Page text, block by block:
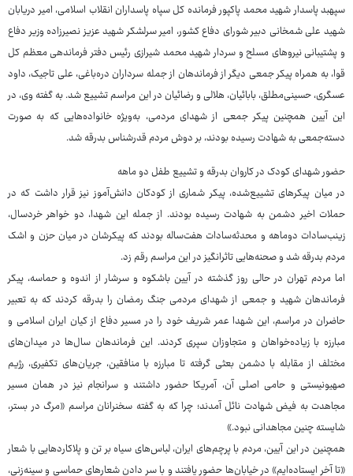
سپهبد پاسدار شهید محمد پاکپور فرمانده کل سپاه پاسداران انقلاب اسلامی، امیر دریابان
شهید علی شمخانی دبیر شورای دفاع کشور، امیر سرلشکر شهید عزیز نصیرزاده وزیر دفاع
و پشتیبانی نیروهای مسلح و سردار شهید محمد شیرازی رئیس دفتر فرماندهی معظم کل
قوا، به همراه پیکر جمعی دیگر از فرماندهان از جمله سرداران دره‌باغی، علی تاجیک، داود
عسگری، حسینی‌مطلق، بابائیان، هلالی و رضائیان در این مراسم تشییع شد. به گفته وی، در
این آیین همچنین پیکر جمعی از شهدای مردمی، به‌ویژه خانواده‌هایی که به صورت
دسته‌جمعی به شهادت رسیده بودند، بر دوش مردم قدرشناس بدرقه شد.
حضور شهدای کودک در کاروان بدرقه و تشییع طفل دو ماهه
در میان پیکرهای تشییع‌شده، پیکر شماری از کودکان دانش‌آموز نیز قرار داشت که در
حملات اخیر دشمن به شهادت رسیده بودند. از جمله این شهدا، دو خواهر خردسال،
زینب‌سادات دوماهه و محدثه‌سادات هفت‌ساله بودند که پیکرشان در میان حزن و اشک
مردم بدرقه شد و صحنه‌هایی تاثرانگیز در این مراسم رقم زد.
اما مردم تهران در حالی روز گذشته در آیین باشکوه و سرشار از اندوه و حماسه، پیکر
فرماندهان شهید و جمعی از شهدای مردمی جنگ رمضان را بدرقه کردند که به تعبیر
حاضران در مراسم، این شهدا عمر شریف خود را در مسیر دفاع از کیان ایران اسلامی و
مبارزه با زیاده‌خواهان و متجاوزان سپری کردند. این فرماندهان سال‌ها در میدان‌های
مختلف از مقابله با دشمن بعثی گرفته تا مبارزه با منافقین، جریان‌های تکفیری، رژیم
صهیونیستی و حامی اصلی آن، آمریکا حضور داشتند و سرانجام نیز در همان مسیر
مجاهدت به فیض شهادت نائل آمدند؛ چرا که به گفته سخنرانان مراسم «مرگ در بستر،
شایسته چنین مجاهدانی نبود.»
همچنین در این آیین، مردم با پرچم‌های ایران، لباس‌های سیاه بر تن و پلاکاردهایی با شعار
«تا آخر ایستاده‌ایم» در خیابان‌ها حضور یافتند و با سر دادن شعارهای حماسی و سینه‌زنی،